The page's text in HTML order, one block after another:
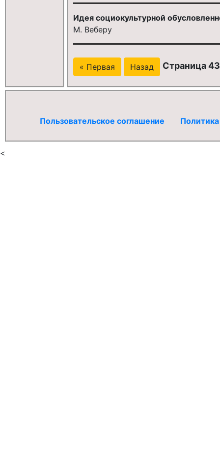
Идея социокультурной
М. Веберу
« Первая Назад Страница
Пользовательское соглашение
<